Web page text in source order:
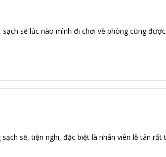
sẽ lúc nào mình đi chơi về phòng cũng
sẽ, tiện nghi, đặc biệt là nhân viên lễ tân